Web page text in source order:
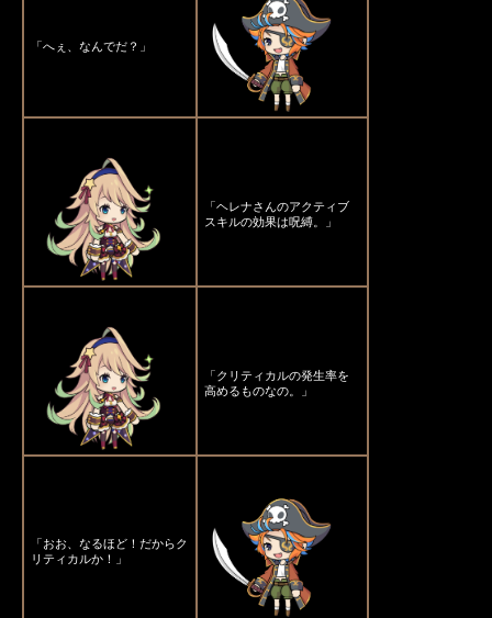
「へぇ、なんでだ？」
「ヘレナさんのアクティブ
スキルの効果は呪縛。」
「クリティカルの発生率を
高めるものなの。」
「おお、なるほど！だからク
リティカルか！」